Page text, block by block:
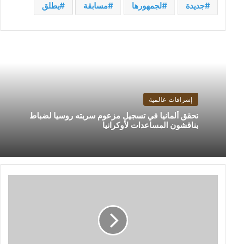
جديدة لجمهورها مسابقة يطلق
إشراقات عالمية
تحقق ألمانيا في تسجيل مزعوم سربته روسيا لضباط
يناقشون المساعدات لأوكرانيا